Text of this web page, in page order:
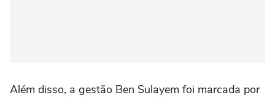
Além disso, a gestão Ben Sulayem foi marcada por